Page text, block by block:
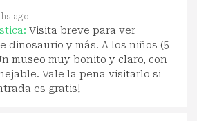
ago
Visita breve para ver
dinosaurio y más. A los niños (5
museo muy bonito y claro, con
Vale la pena visitarlo si
es gratis!